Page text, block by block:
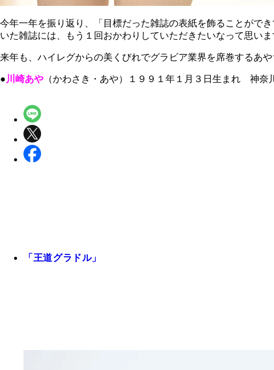
今年一年を振り返り、「目標だった雑誌の表紙を飾ることがで
いた雑誌には、もう１回おかわりしていただきたいなって思いま
来年も、ハイレグからの美くびれでグラビア業界を席巻するあや
● 川崎あや （かわさき・あや）１９９１年１月３日生まれ
「王道グラドル」